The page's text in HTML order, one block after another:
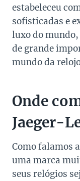
estabeleceu
sofisticadas e
luxo do mundo,
de grande
mundo da
Onde
Jaeger-
Como falamos
uma marca
seus relógios